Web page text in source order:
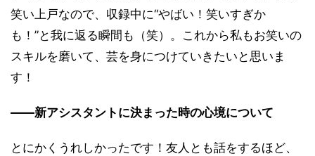
笑い上戸なので、収録中に“やばい！笑いすぎか
も！”と我に返る瞬間も（笑）。これから私もお笑いの
スキルを磨いて、芸を身につけていきたいと思いま
す！
――新アシスタントに決まった時の心境について
とにかくうれしかったです！友人とも話をするほど、